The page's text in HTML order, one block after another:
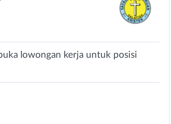
lowongan kerja untuk posisi